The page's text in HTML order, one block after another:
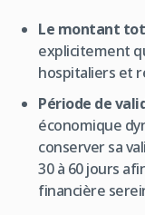
Le montant
explicitement
hospitaliers et
Période de
économique
conserver sa
30 à 60 jours
financière